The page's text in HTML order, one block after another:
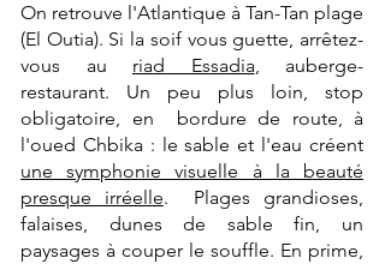
On retrouve l'Atlantique à Tan-Tan plage
(El Outia). Si la soif vous guette, arrêtez-
vous au riad Essadia, auberge-
restaurant. Un peu plus loin, stop
obligatoire, en bordure de route, à
l'oued Chbika : le sable et l'eau créent
une symphonie visuelle à la beauté
presque irréelle. Plages grandioses,
falaises, dunes de sable fin, un
paysages à couper le souffle. En prime,